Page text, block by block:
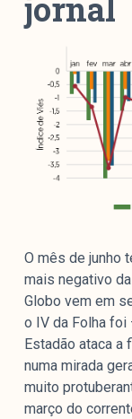
jornal
O mês de junho
mais negativo
Globo vem em
o IV da Folha foi
Estadão ataca
numa mirada
muito
março do